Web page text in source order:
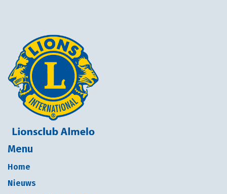
Menu
Home
Nieuws